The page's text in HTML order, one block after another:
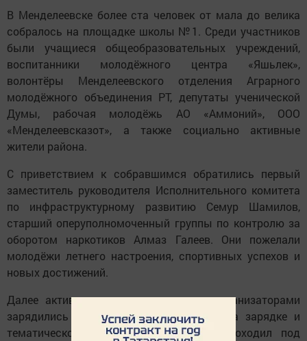
В Менделеевске более ста человек от мала до велика
собралось на площадке школы №1. Среди участников
были учащиеся общеобразовательных учреждений,
воспитанники молодёжного центра «Яшьлек»,
волонтёры Менделеевского отделения Аграрного
молодёжного объединения РТ, депутаты ученической
Думы, рабочая молодёжь АО «Аммоний», ООО
«Менделеевсказот», а также социально активные
жители района.
С приветствием к собравшимся обратились первый
заместитель руководителя Исполнительного комитета
по инфраструктурному развитию Семур Шамилов,
старший оперуполномоченный группы по контролю за
оборотом наркотиков Алмаз Галеев. Они пожелали
молодёжи летнего настроения, спортивных успехов и
новых достижений.
Далее активные горожане вместе с организаторами
зарядились бодростью и оптимизмом на зарядке и
тематическом флешмобе. Фестиваль проходил под